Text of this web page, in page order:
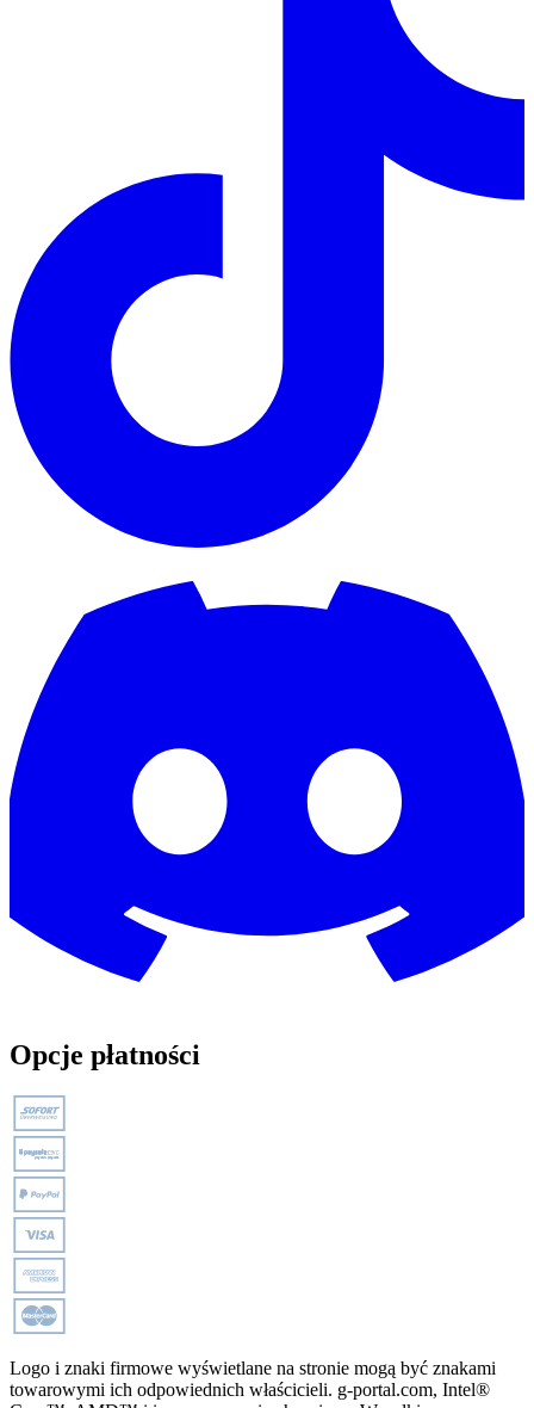
Opcje płatności
Logo i znaki firmowe wyświetlane na stronie mogą być znakami
towarowymi ich odpowiednich właścicieli. g-portal.com, Intel®